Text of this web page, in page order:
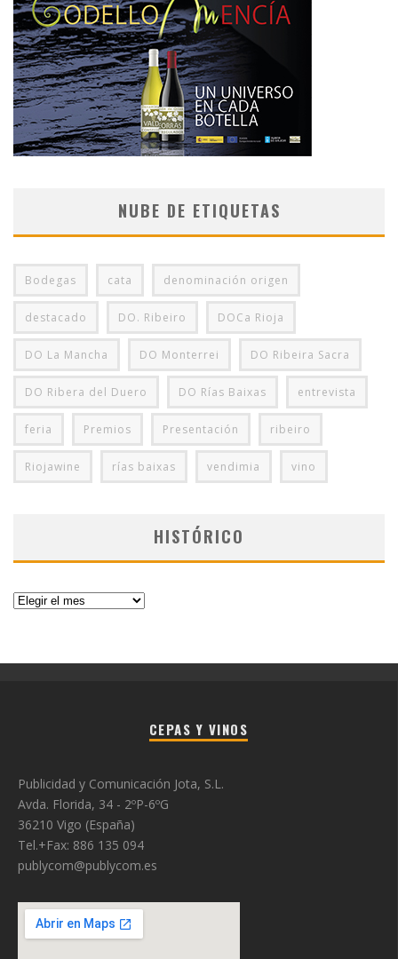
NUBE DE ETIQUETAS
Bodegas cata denominación origen
destacado DO. Ribeiro DOCa Rioja
DO La Mancha DO Monterrei DO Ribeira Sacra
DO Ribera del Duero DO Rías Baixas entrevista
feria Premios Presentación ribeiro
Riojawine rías baixas vendimia vino
HISTÓRICO
Histórico
CEPAS Y VINOS
Publicidad y Comunicación Jota, S.L.
Avda. Florida, 34 - 2ºP-6ºG
36210 Vigo (España)
Tel.+Fax: 886 135 094
publycom@publycom.es